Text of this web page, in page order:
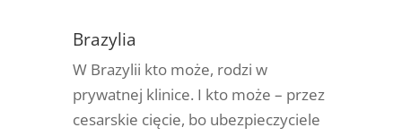
Brazylia
W Brazylii kto może, rodzi w
prywatnej klinice. I kto może – przez
cesarskie cięcie, bo ubezpieczyciele